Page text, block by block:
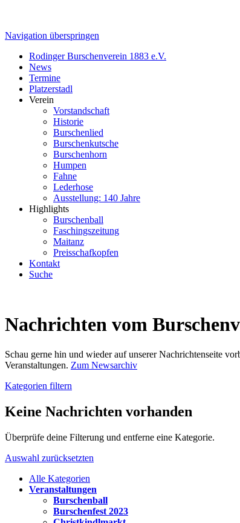
Navigation überspringen
Rodinger Burschenverein 1883 e.V.
News
Termine
Platzerstadl
Verein
Vorstandschaft
Historie
Burschenlied
Burschenkutsche
Burschenhorn
Humpen
Fahne
Lederhose
Ausstellung: 140 Jahre
Highlights
Burschenball
Faschingszeitung
Maitanz
Preisschafkopfen
Kontakt
Suche
Nachrichten vom
Schau gerne hin und wieder auf unserer Nachrichtenseite
Veranstaltungen. Zum Newsarchiv
Kategorien filtern
Keine Nachrichten vorhanden
Überprüfe deine Filterung und entferne eine Kategorie.
Auswahl zurücksetzten
Alle Kategorien
Veranstaltungen
Burschenball
Burschenfest 2023